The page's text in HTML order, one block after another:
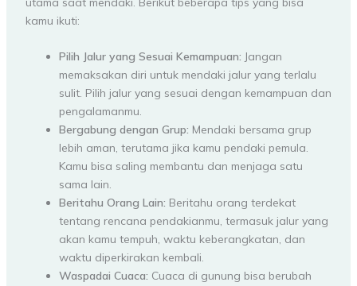
kamu ikuti:
Pilih Jalur yang Sesuai Kemampuan: Jangan
memaksakan diri untuk mendaki jalur yang terlalu
sulit. Pilih jalur yang sesuai dengan kemampuan dan
pengalamanmu.
Bergabung dengan Grup: Mendaki bersama grup
lebih aman, terutama jika kamu pendaki pemula.
Kamu bisa saling membantu dan menjaga satu
sama lain.
Beritahu Orang Lain: Beritahu orang terdekat
tentang rencana pendakianmu, termasuk jalur yang
akan kamu tempuh, waktu keberangkatan, dan
waktu diperkirakan kembali.
Waspadai Cuaca: Cuaca di gunung bisa berubah